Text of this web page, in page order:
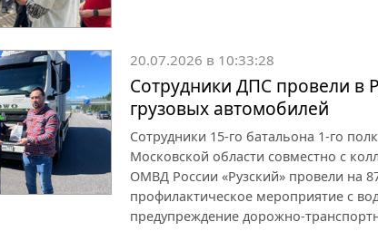
20.07.2026 в 10:33:28
Сотрудники ДПС провели в
грузовых автомобилей
Сотрудники 15-го батальона 1-го
Московской области совместно с
ОМВД России «Рузский» провели на
профилактическое мероприятие с
предупреждение дорожно-